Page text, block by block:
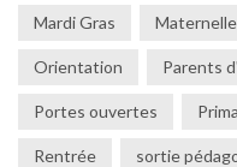
Mardi Gras
Orientation Parents
Portes ouvertes
Rentrée sortie